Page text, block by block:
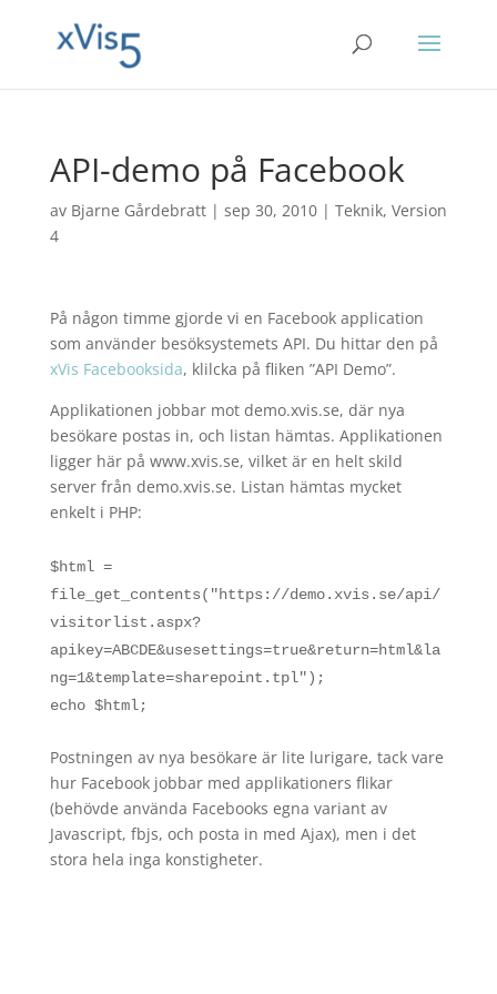
API-demo på Facebook
av Bjarne Gårdebratt| sep 30, 2010| Teknik, Version
4
På någon timme gjorde vi en Facebook application
som använder besöksystemets API. Du hittar den på
xVis Facebooksida, klilcka på fliken ”API Demo”.
Applikationen jobbar mot demo.xvis.se, där nya
besökare postas in, och listan hämtas. Applikationen
ligger här på www.xvis.se, vilket är en helt skild
server från demo.xvis.se. Listan hämtas mycket
enkelt i PHP:
$html =
file_get_contents("https://demo.xvis.se/api/
visitorlist.aspx?
apikey=ABCDE&usesettings=true&return=html&la
ng=1&template=sharepoint.tpl");
echo $html;
Postningen av nya besökare är lite lurigare, tack vare
hur Facebook jobbar med applikationers flikar
(behövde använda Facebooks egna variant av
Javascript, fbjs, och posta in med Ajax), men i det
stora hela inga konstigheter.